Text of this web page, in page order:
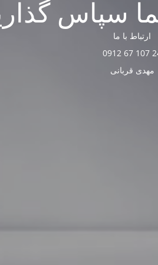
سپاس
ارتباط با ما
24
مهدی قربانی